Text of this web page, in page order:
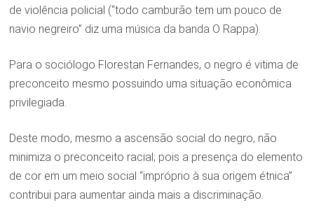
de violência policial (“todo camburão tem um pouco de
navio negreiro” diz uma música da banda O Rappa).
Para o sociólogo Florestan Fernandes, o negro é vitima de
preconceito mesmo possuindo uma situação econômica
privilegiada.
Deste modo, mesmo a ascensão social do negro, não
minimiza o preconceito racial; pois a presença do elemento
de cor em um meio social “impróprio à sua origem étnica”
contribui para aumentar ainda mais a discriminação.